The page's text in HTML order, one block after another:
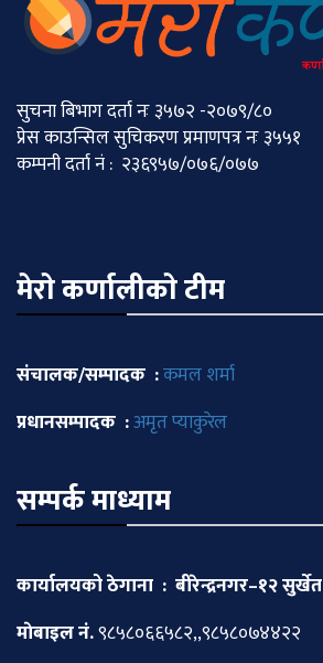
सुचना बिभाग दर्ता नः ३५७२ -२०७९/८०
प्रेस काउन्सिल सुचिकरण प्रमाणपत्र नः ३५५१
कम्पनी दर्ता नं : २३६९५७/०७६/०७७
मेराे कर्णालीकाे टीम
संचालक/सम्पादक :कमल शर्मा
प्रधानसम्पादक :अमृत प्याकुरेल
सम्पर्क माध्याम
कार्यालयको ठेगाना : बीरेन्द्रनगर–१२ सुर्खेत
माेबाइल नं.९८५८०६६५८२,,९८५८०७४४२२